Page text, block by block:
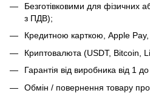
Безготівковими для фізичних
з ПДВ);
Кредитною карткою, Apple
Криптовалюта (USDT, Bitcoin,
Гарантія від виробника від 1
Обмін / повернення товару